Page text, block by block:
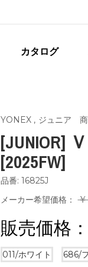
カタログ
YONEX, ジュニア
[JUNIOR]
[2025FW]
品番: 16825J
メーカー希望価格：
販売価格
011/ホワイト 686/